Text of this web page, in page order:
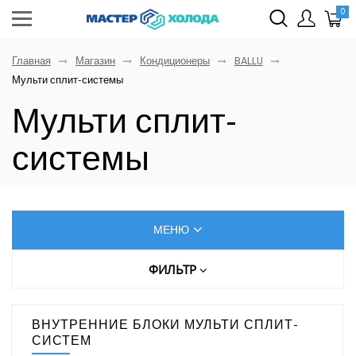
0
Главная Магазин Кондиционеры
BALLU
Мульти сплит-системы
Мульти сплит-
системы
МЕНЮ
Dahatsu
Denko
ФИЛЬТР
До
ВНУТРЕННИЕ БЛОКИ МУЛЬТИ СПЛИТ-
СИСТЕМ